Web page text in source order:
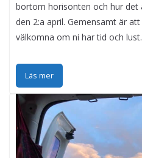
bortom horisonten och hur
den 2:a april. Gemensamt är
välkomna om ni har tid och lust.
Läs mer